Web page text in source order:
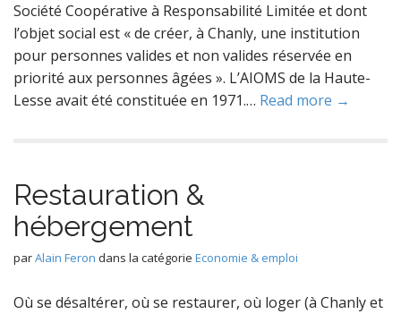
Société Coopérative à Responsabilité Limitée et dont
l’objet social est « de créer, à Chanly, une institution
pour personnes valides et non valides réservée en
priorité aux personnes âgées ». L’AIOMS de la Haute-
Lesse avait été constituée en 1971.… Read more →
Restauration &
hébergement
parAlain Feron dans la catégorie Economie & emploi
Où se désaltérer, où se restaurer, où loger (à Chanly et